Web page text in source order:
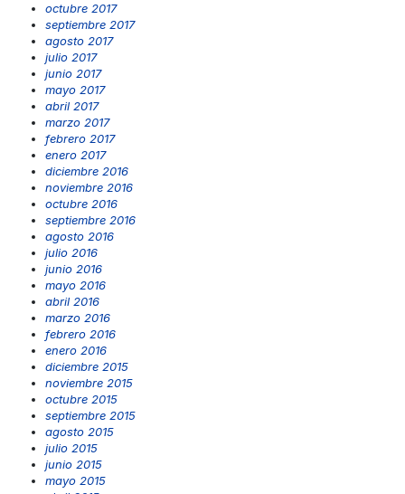
octubre 2017
septiembre 2017
agosto 2017
julio 2017
junio 2017
mayo 2017
abril 2017
marzo 2017
febrero 2017
enero 2017
diciembre 2016
noviembre 2016
octubre 2016
septiembre 2016
agosto 2016
julio 2016
junio 2016
mayo 2016
abril 2016
marzo 2016
febrero 2016
enero 2016
diciembre 2015
noviembre 2015
octubre 2015
septiembre 2015
agosto 2015
julio 2015
junio 2015
mayo 2015